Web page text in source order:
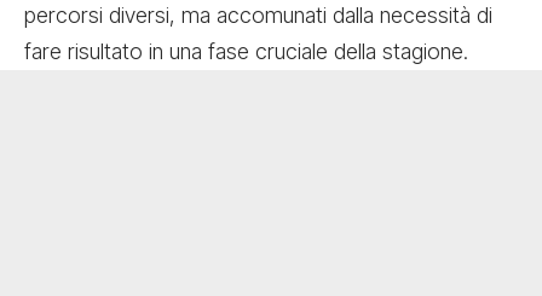
percorsi diversi, ma accomunati dalla necessità di
fare risultato in una fase cruciale della stagione.